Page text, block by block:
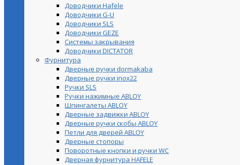
Доводчики Hafele
Доводчики G-U
Доводчики SLS
Доводчики GEZE
Cистемы закрывания
Доводчики DICTATOR
Фурнитура
Дверные ручки dormakaba
Дверные ручки inox22
Ручки SLS
Ручки нажимные ABLOY
Шпингалеты ABLOY
Дверные задвижки ABLOY
Дверные ручки скобы ABLOY
Петли для дверей ABLOY
Дверные стопоры
Поворотные кнопки и ручки WC
Дверная фурнитура HAFELE